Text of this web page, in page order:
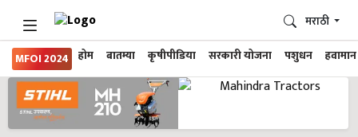
MFOI 2024 होम बातम्या कृषीपीडिया सरकारी योजना पशुधन हवामान
मराठी